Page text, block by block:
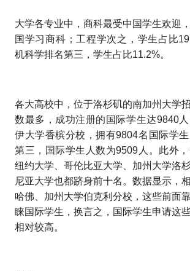
大学各专业中，商科最受中国学生欢迎
国学习商科；工程学次之，学生占比
机科学排名第三，学生占比11.2%。
各大高校中，位于洛杉矶的南加州大学
数最多，成功注册的国际学生达9840
伊大学香槟分校，拥有9804名国际学
第三，国际学生人数为9509人。此外
纽约大学、哥伦比亚大学、加州大学洛
尼亚大学也都跻身前十名。数据显示，
哈佛、加州大学伯克利分校，这些前面
睐国际学生，换言之，国际学生申请这
相对较高。